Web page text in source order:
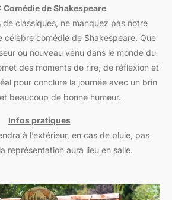
Comédie de Shakespeare
de classiques, ne manquez pas notre
célèbre comédie de Shakespeare. Que
ou nouveau venu dans le monde du
des moments de rire, de réflexion et
pour conclure la journée avec un brin
beaucoup de bonne humeur.
Infos pratiques
à l’extérieur, en cas de pluie, pas
représentation aura lieu en salle.